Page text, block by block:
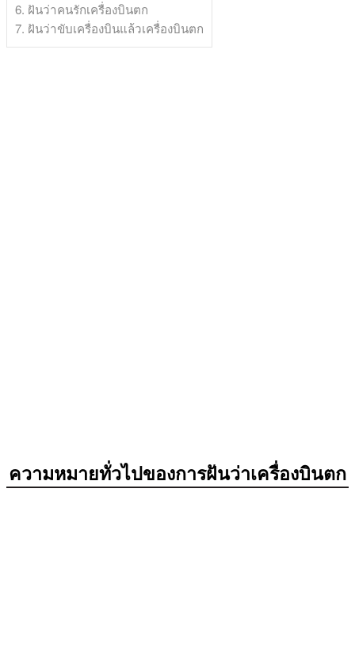
6. ฝันว่าคนรักเครื่องบินตก
7. ฝันว่าขับเครื่องบินแล้วเครื่องบินตก
ความหมายทั่วไปของการฝันว่าเครื่องบินตก